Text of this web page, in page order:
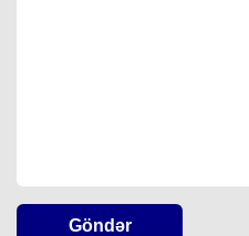
Göndər